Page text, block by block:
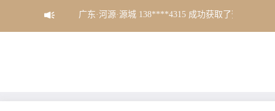
广东·河源·源城 138****4315成功获取了预算